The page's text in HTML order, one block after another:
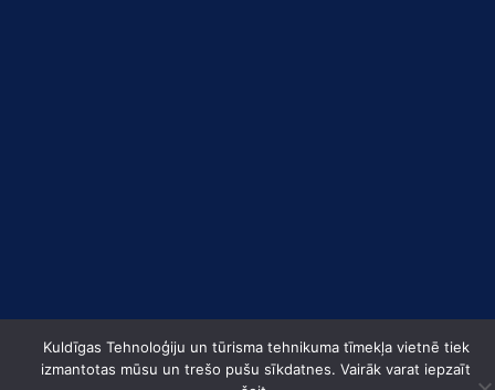
Kuldīgas Tehnoloģiju un tūrisma tehnikuma tīmekļa vietnē tiek
izmantotas mūsu un trešo pušu sīkdatnes. Vairāk varat iepzaīt